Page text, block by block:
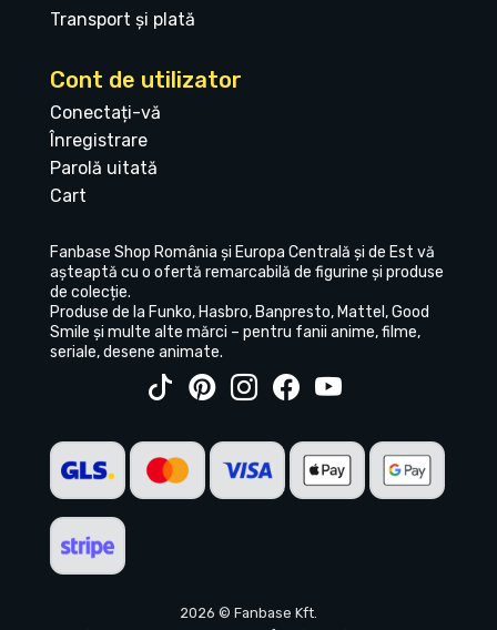
Transport și plată
Cont de utilizator
Conectați-vă
Înregistrare
Parolă uitată
Cart
Fanbase Shop România și Europa Centrală și de Est vă
așteaptă cu o ofertă remarcabilă de figurine și produse
de colecție.
Produse de la Funko, Hasbro, Banpresto, Mattel, Good
Smile și multe alte mărci – pentru fanii anime, filme,
seriale, desene animate.
2026 © Fanbase Kft.